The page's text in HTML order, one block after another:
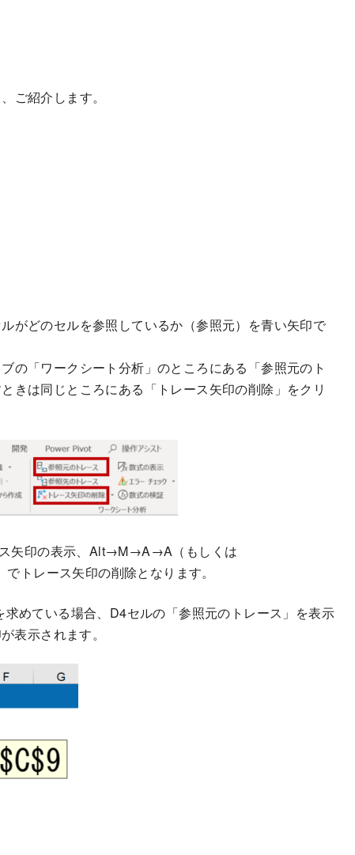
ご紹介します。
がどのセルを参照しているか（参照元）を青い矢印で
の「ワークシート分析」のところにある「参照元のト
きは同じところにある「トレース矢印の削除」をクリ
矢印の表示、Alt→M→A→A（もしくは
レース矢印の削除となります。
めている場合、D4セルの「参照元のトレース」を表示
表示されます。